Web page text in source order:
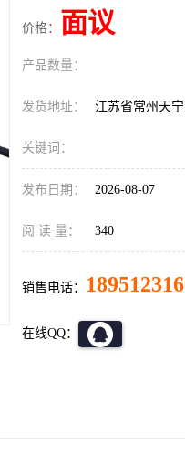
价格： 面议
产品数量：
发货地址： 江苏省常州天
关键词：
发布日期： 2026-08-07
阅 读 量： 340
销售电话：
在线QQ：